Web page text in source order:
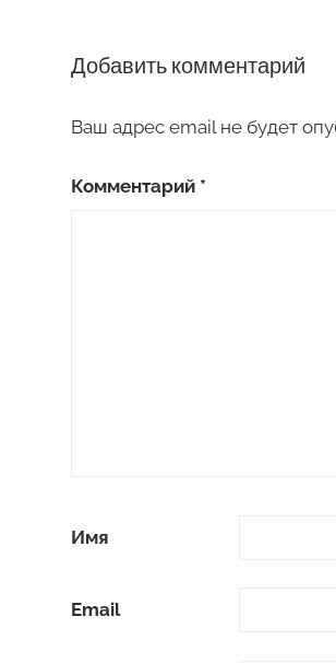
Добавить комментарий
Ваш адрес email не будет
Комментарий *
Имя
Email